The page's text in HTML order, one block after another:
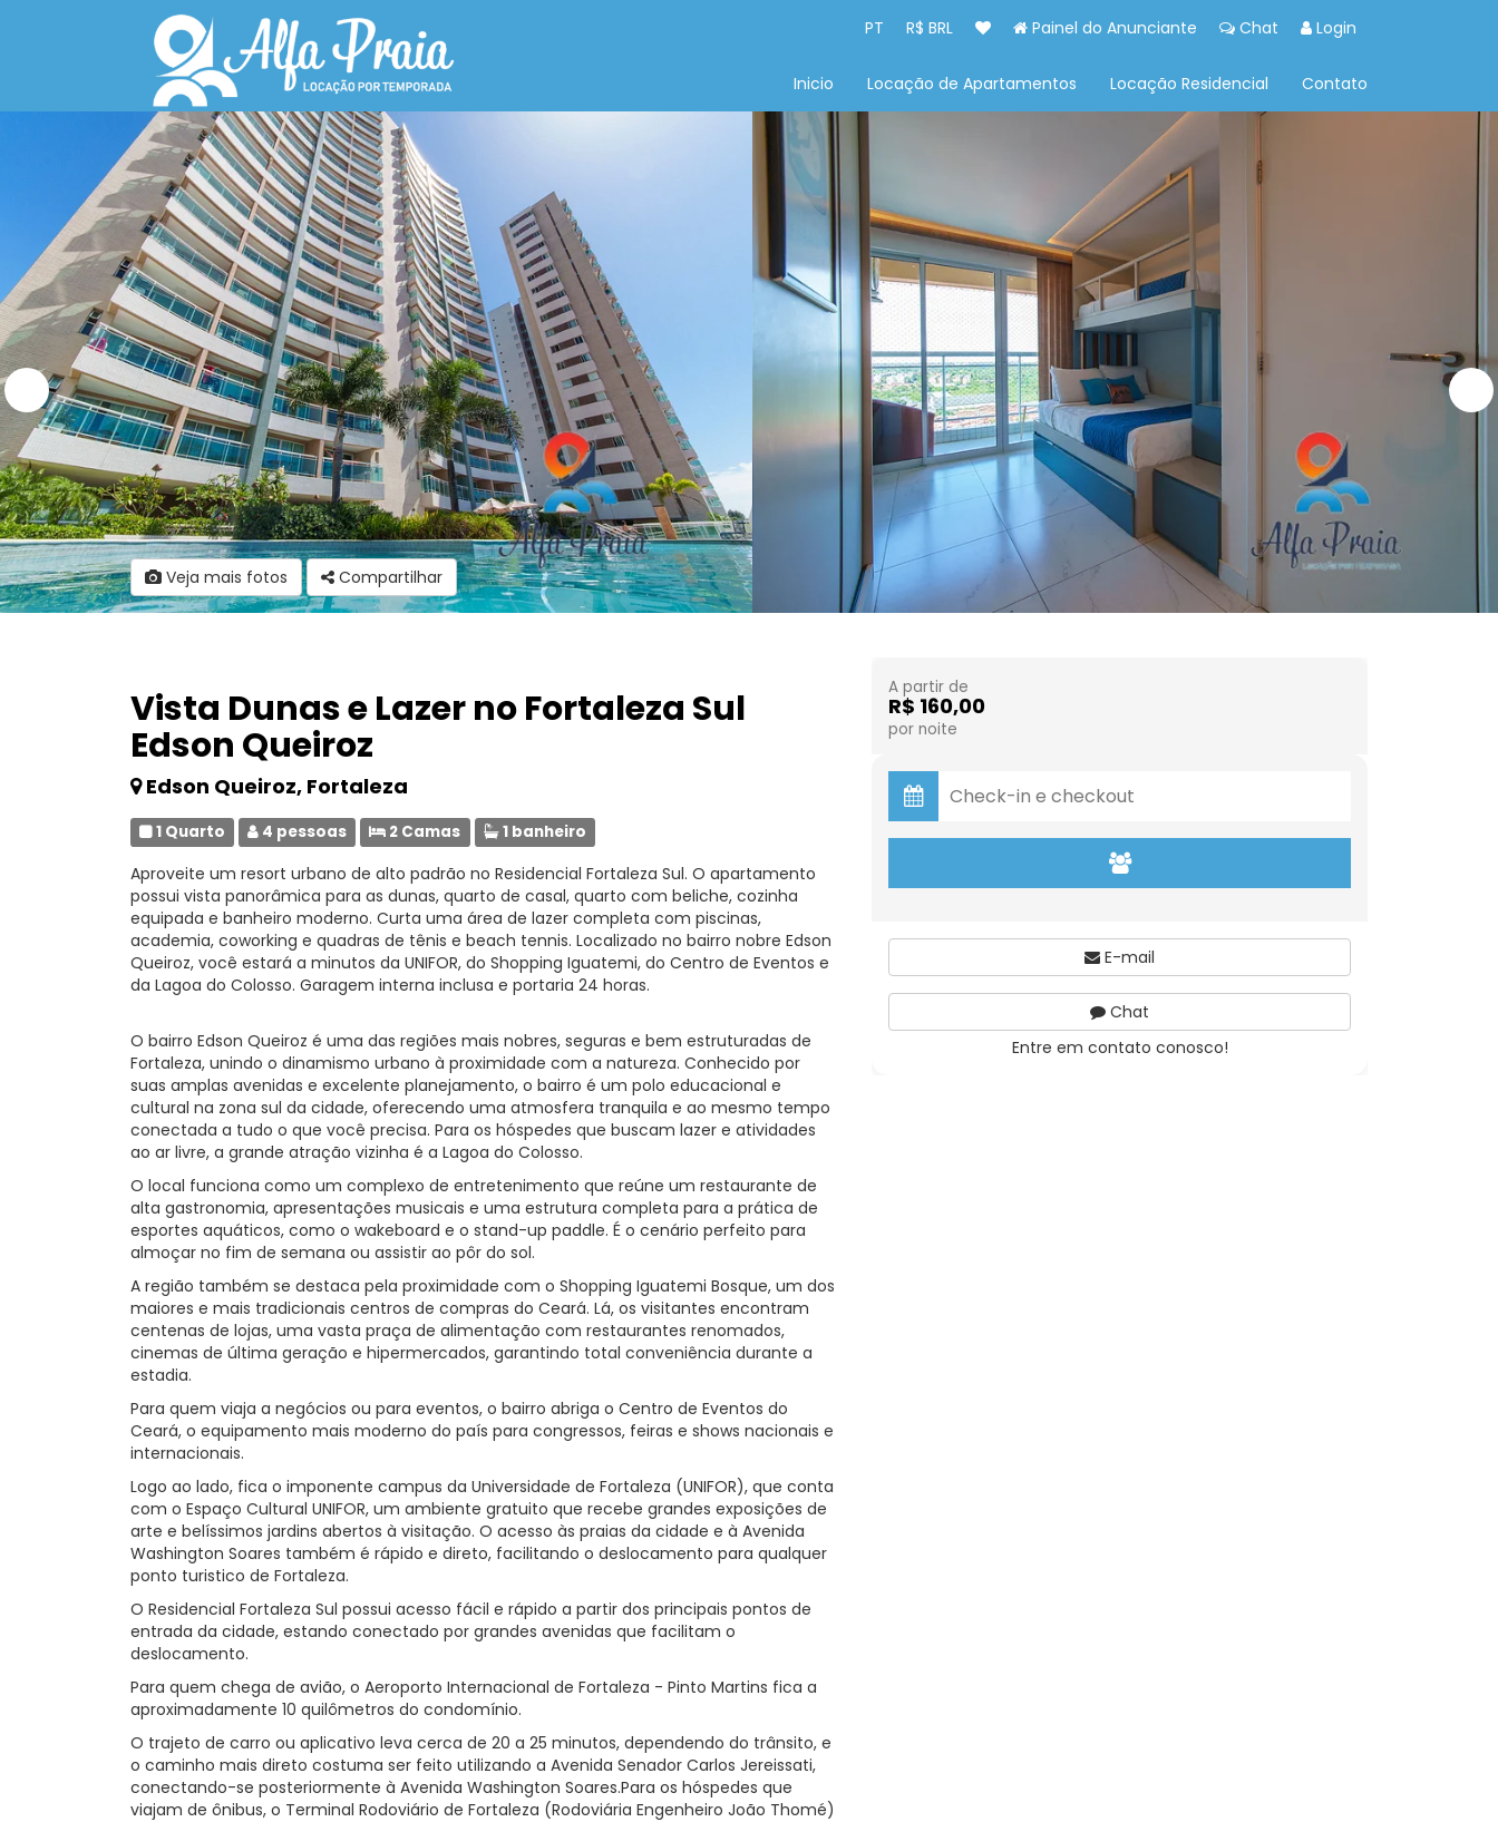
PT R$ BRL Painel do Anunciante Chat Login
Inicio Locação de Apartamentos Locação Residencial Contato
Veja mais fotos Compartilhar
Vista Dunas e Lazer no Fortaleza Sul
Edson Queiroz
Edson Queiroz, Fortaleza
1 Quarto 4 pessoas 2 Camas 1 banheiro
Aproveite um resort urbano de alto padrão no Residencial Fortaleza Sul. O apartamento
possui vista panorâmica para as dunas, quarto de casal, quarto com beliche, cozinha
equipada e banheiro moderno. Curta uma área de lazer completa com piscinas,
academia, coworking e quadras de tênis e beach tennis. Localizado no bairro nobre Edson
Queiroz, você estará a minutos da UNIFOR, do Shopping Iguatemi, do Centro de Eventos e
da Lagoa do Colosso. Garagem interna inclusa e portaria 24 horas.
O bairro Edson Queiroz é uma das regiões mais nobres, seguras e bem estruturadas de
Fortaleza, unindo o dinamismo urbano à proximidade com a natureza. Conhecido por
suas amplas avenidas e excelente planejamento, o bairro é um polo educacional e
cultural na zona sul da cidade, oferecendo uma atmosfera tranquila e ao mesmo tempo
conectada a tudo o que você precisa. Para os hóspedes que buscam lazer e atividades
ao ar livre, a grande atração vizinha é a Lagoa do Colosso.
O local funciona como um complexo de entretenimento que reúne um restaurante de
alta gastronomia, apresentações musicais e uma estrutura completa para a prática de
esportes aquáticos, como o wakeboard e o stand-up paddle. É o cenário perfeito para
almoçar no fim de semana ou assistir ao pôr do sol.
A região também se destaca pela proximidade com o Shopping Iguatemi Bosque, um dos
maiores e mais tradicionais centros de compras do Ceará. Lá, os visitantes encontram
centenas de lojas, uma vasta praça de alimentação com restaurantes renomados,
cinemas de última geração e hipermercados, garantindo total conveniência durante a
estadia.
Para quem viaja a negócios ou para eventos, o bairro abriga o Centro de Eventos do
Ceará, o equipamento mais moderno do país para congressos, feiras e shows nacionais e
internacionais.
Logo ao lado, fica o imponente campus da Universidade de Fortaleza (UNIFOR), que conta
com o Espaço Cultural UNIFOR, um ambiente gratuito que recebe grandes exposições de
arte e belíssimos jardins abertos à visitação. O acesso às praias da cidade e à Avenida
Washington Soares também é rápido e direto, facilitando o deslocamento para qualquer
ponto turistico de Fortaleza.
O Residencial Fortaleza Sul possui acesso fácil e rápido a partir dos principais pontos de
entrada da cidade, estando conectado por grandes avenidas que facilitam o
deslocamento.
Para quem chega de avião, o Aeroporto Internacional de Fortaleza - Pinto Martins fica a
aproximadamente 10 quilômetros do condomínio.
O trajeto de carro ou aplicativo leva cerca de 20 a 25 minutos, dependendo do trânsito, e
o caminho mais direto costuma ser feito utilizando a Avenida Senador Carlos Jereissati,
conectando-se posteriormente à Avenida Washington Soares.Para os hóspedes que
viajam de ônibus, o Terminal Rodoviário de Fortaleza (Rodoviária Engenheiro João Thomé)
A partir de
R$ 160,00
por noite
E-mail
Chat
Entre em contato conosco!